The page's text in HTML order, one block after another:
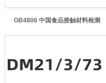
GB4806 中国食品接触材料检测